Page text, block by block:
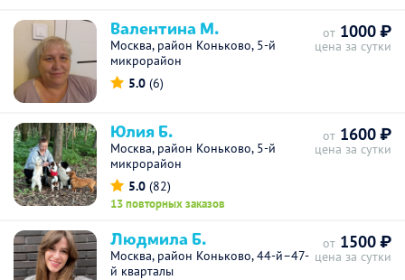
Валентина М.
Москва, район Коньково, 5-й
микрорайон
5.0 (6)
от 1000 ₽
цена за сутки
Юлия Б.
Москва, район Коньково, 5-й
микрорайон
5.0 (82)
13 повторных заказов
от 1600 ₽
цена за сутки
Людмила Б.
Москва, район Коньково, 44-й–47-
й кварталы
от 1500 ₽
цена за сутки